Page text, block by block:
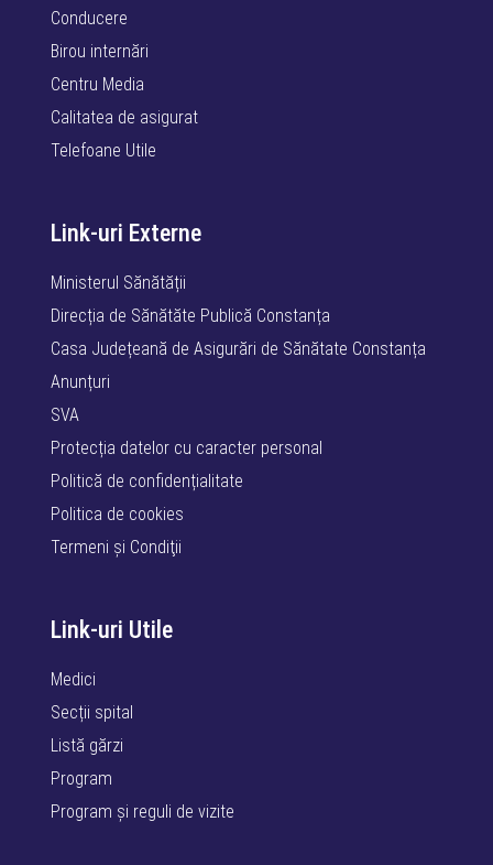
Conducere
Birou internări
Centru Media
Calitatea de asigurat
Telefoane Utile
Link-uri Externe
Ministerul Sănătății
Direcția de Sănătăte Publică Constanța
Casa Județeană de Asigurări de Sănătate Constanța
Anunțuri
SVA
Protecția datelor cu caracter personal
Politică de confidențialitate
Politica de cookies
Termeni şi Condiţii
Link-uri Utile
Medici
Secții spital
Listă gărzi
Program
Program și reguli de vizite